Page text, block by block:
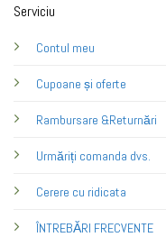
Serviciu
Contul meu
Cupoane și oferte
Rambursare &Returnări
Urmăriți comanda dvs.
Cerere cu ridicata
ÎNTREBĂRI FRECVENTE